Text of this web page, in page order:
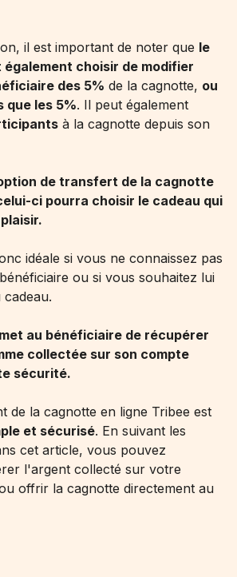
il est important de noter que le
choisir de modifier
des 5% de la cagnotte, ou
que les 5%. Il peut également
à la cagnotte depuis son
de transfert de la cagnotte
ci pourra choisir le cadeau qui
idéale si vous ne connaissez pas
ou si vous souhaitez lui
au bénéficiaire de récupérer
collectée sur son compte
sécurité.
de la cagnotte en ligne Tribee est
et sécurisé. En suivant les
cet article, vous pouvez
l'argent collecté sur votre
offrir la cagnotte directement au